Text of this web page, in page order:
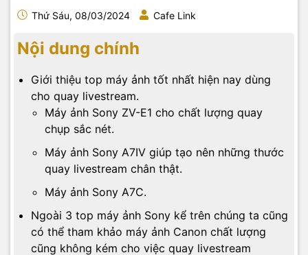
Thứ Sáu, 08/03/2024 Cafe Link
Nội dung chính
Giới thiệu top máy ảnh tốt nhất hiện nay dùng
cho quay livestream.
Máy ảnh Sony ZV-E1 cho chất lượng quay
chụp sắc nét.
Máy ảnh Sony A7IV giúp tạo nên những thước
quay livestream chân thật.
Máy ảnh Sony A7C.
Ngoài 3 top máy ảnh Sony kể trên chúng ta cũng
có thể tham khảo máy ảnh Canon chất lượng
cũng không kém cho việc quay livestream